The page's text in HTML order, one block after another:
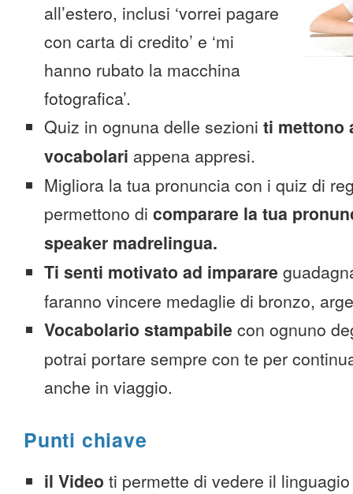
all’estero, inclusi ‘vorrei pagare
con carta di credito’ e ‘mi
hanno rubato la macchina
fotografica’.
Quiz in ognuna delle sezioni ti mettono
vocabolari appena appresi.
Migliora la tua pronuncia con i quiz di
permettono di comparare la tua
speaker madrelingua.
Ti senti motivato ad imparare
faranno vincere medaglie di bronzo,
Vocabolario stampabile con ognuno
potrai portare sempre con te per
anche in viaggio.
Punti chiave
il Video ti permette di vedere il